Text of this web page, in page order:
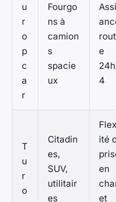
u
r
o
p
c
a
r
Fourgo
ns à
camion
s
spacie
ux
e
4
T
u
r
o
Citadin
es,
SUV,
utilitair
es
ité
en
et